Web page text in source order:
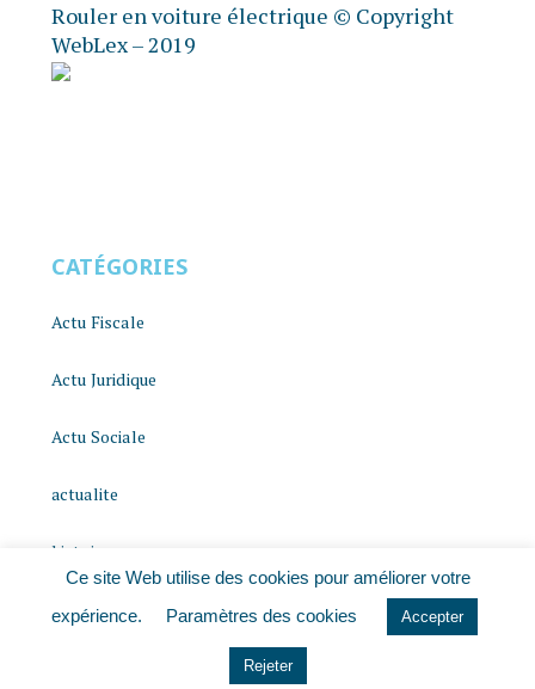
Rouler en voiture électrique © Copyright
WebLex – 2019
CATÉGORIES
Actu Fiscale
Actu Juridique
Actu Sociale
actualite
histoire
Le coin du dirigeant
Ce site Web utilise des cookies pour améliorer votre
expérience.
Paramètres des cookies Accepter
Rejeter